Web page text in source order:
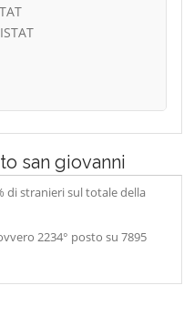
san giovanni
di stranieri sul totale della
2234° posto su 7895